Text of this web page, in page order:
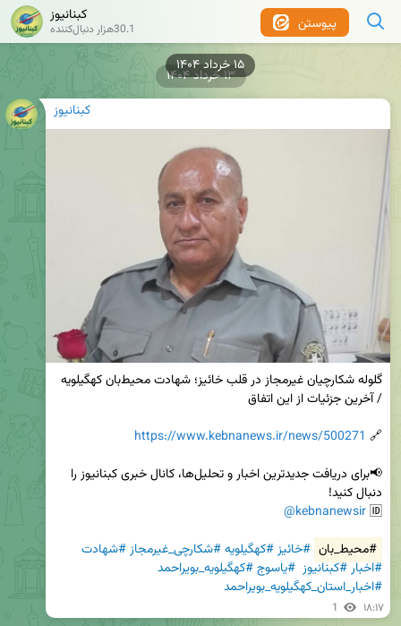
۱۵ خرداد ۱۴۰۴
پیوستن کبنانیوز
30.1هزار دنبال‌کننده
کبنانیوز
🔗
https://www.kebnanews.ir/news/500271
🆔
@kebnanewsir
#محیط_بان #خائیز#کهگیلویه#شکارچی_غیرمجاز#شهادت
#اخبار#کبنانیوز #یاسوج#کهگیلویه_بویراحمد
#اخبار_استان_کهگیلویه_بویراحمد
1 ۱۸:۱۷
۱۳ خرداد ۱۴۰۴